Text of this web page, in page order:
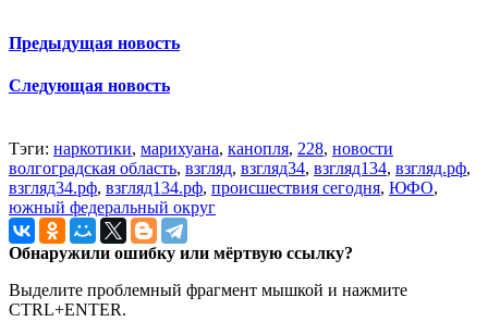
Предыдущая новость
Следующая новость
Тэги: наркотики, марихуана, канопля, 228, новости
волгоградская область, взгляд, взгляд34, взгляд134, взгляд.рф,
взгляд34.рф, взгляд134.рф, происшествия сегодня, ЮФО,
южный федеральный округ
Обнаружили ошибку или мёртвую ссылку?
Выделите проблемный фрагмент мышкой и нажмите
CTRL+ENTER.